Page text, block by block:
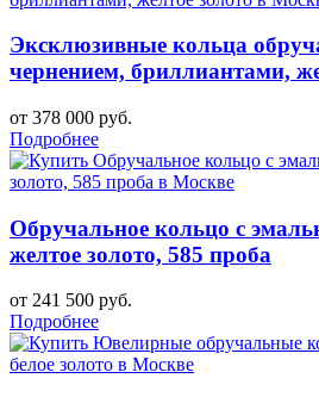
Эксклюзивные кольца
чернением, бриллиантами,
от 378 000 руб.
Подробнее
Обручальное кольцо с
желтое золото, 585 проба
от 241 500 руб.
Подробнее